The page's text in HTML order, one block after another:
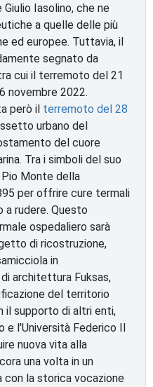
Iasolino, che ne
a quelle delle più
ed europee. Tuttavia, il
segnato da
cui il terremoto del 21
novembre 2022.
però il terremoto del 28
urbano del
del cuore
Tra i simboli del suo
Monte della
per offrire cure termali
a rudere. Questo
ospedaliero sarà
di ricostruzione,
in
architettura Fuksas,
del territorio
il supporto di altri enti,
e l'Università Federico II
nuova vita alla
una volta in un
con la storica vocazione